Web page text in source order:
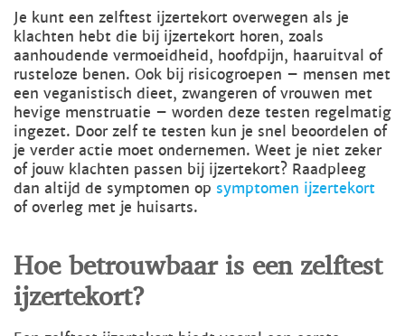
Je kunt een zelftest ijzertekort overwegen als je
klachten hebt die bij ijzertekort horen, zoals
aanhoudende vermoeidheid, hoofdpijn, haaruitval of
rusteloze benen. Ook bij risicogroepen – mensen met
een veganistisch dieet, zwangeren of vrouwen met
hevige menstruatie – worden deze testen regelmatig
ingezet. Door zelf te testen kun je snel beoordelen of
je verder actie moet ondernemen. Weet je niet zeker
of jouw klachten passen bij ijzertekort? Raadpleeg
dan altijd de symptomen op symptomen ijzertekort
of overleg met je huisarts.
Hoe betrouwbaar is een zelftest
ijzertekort?